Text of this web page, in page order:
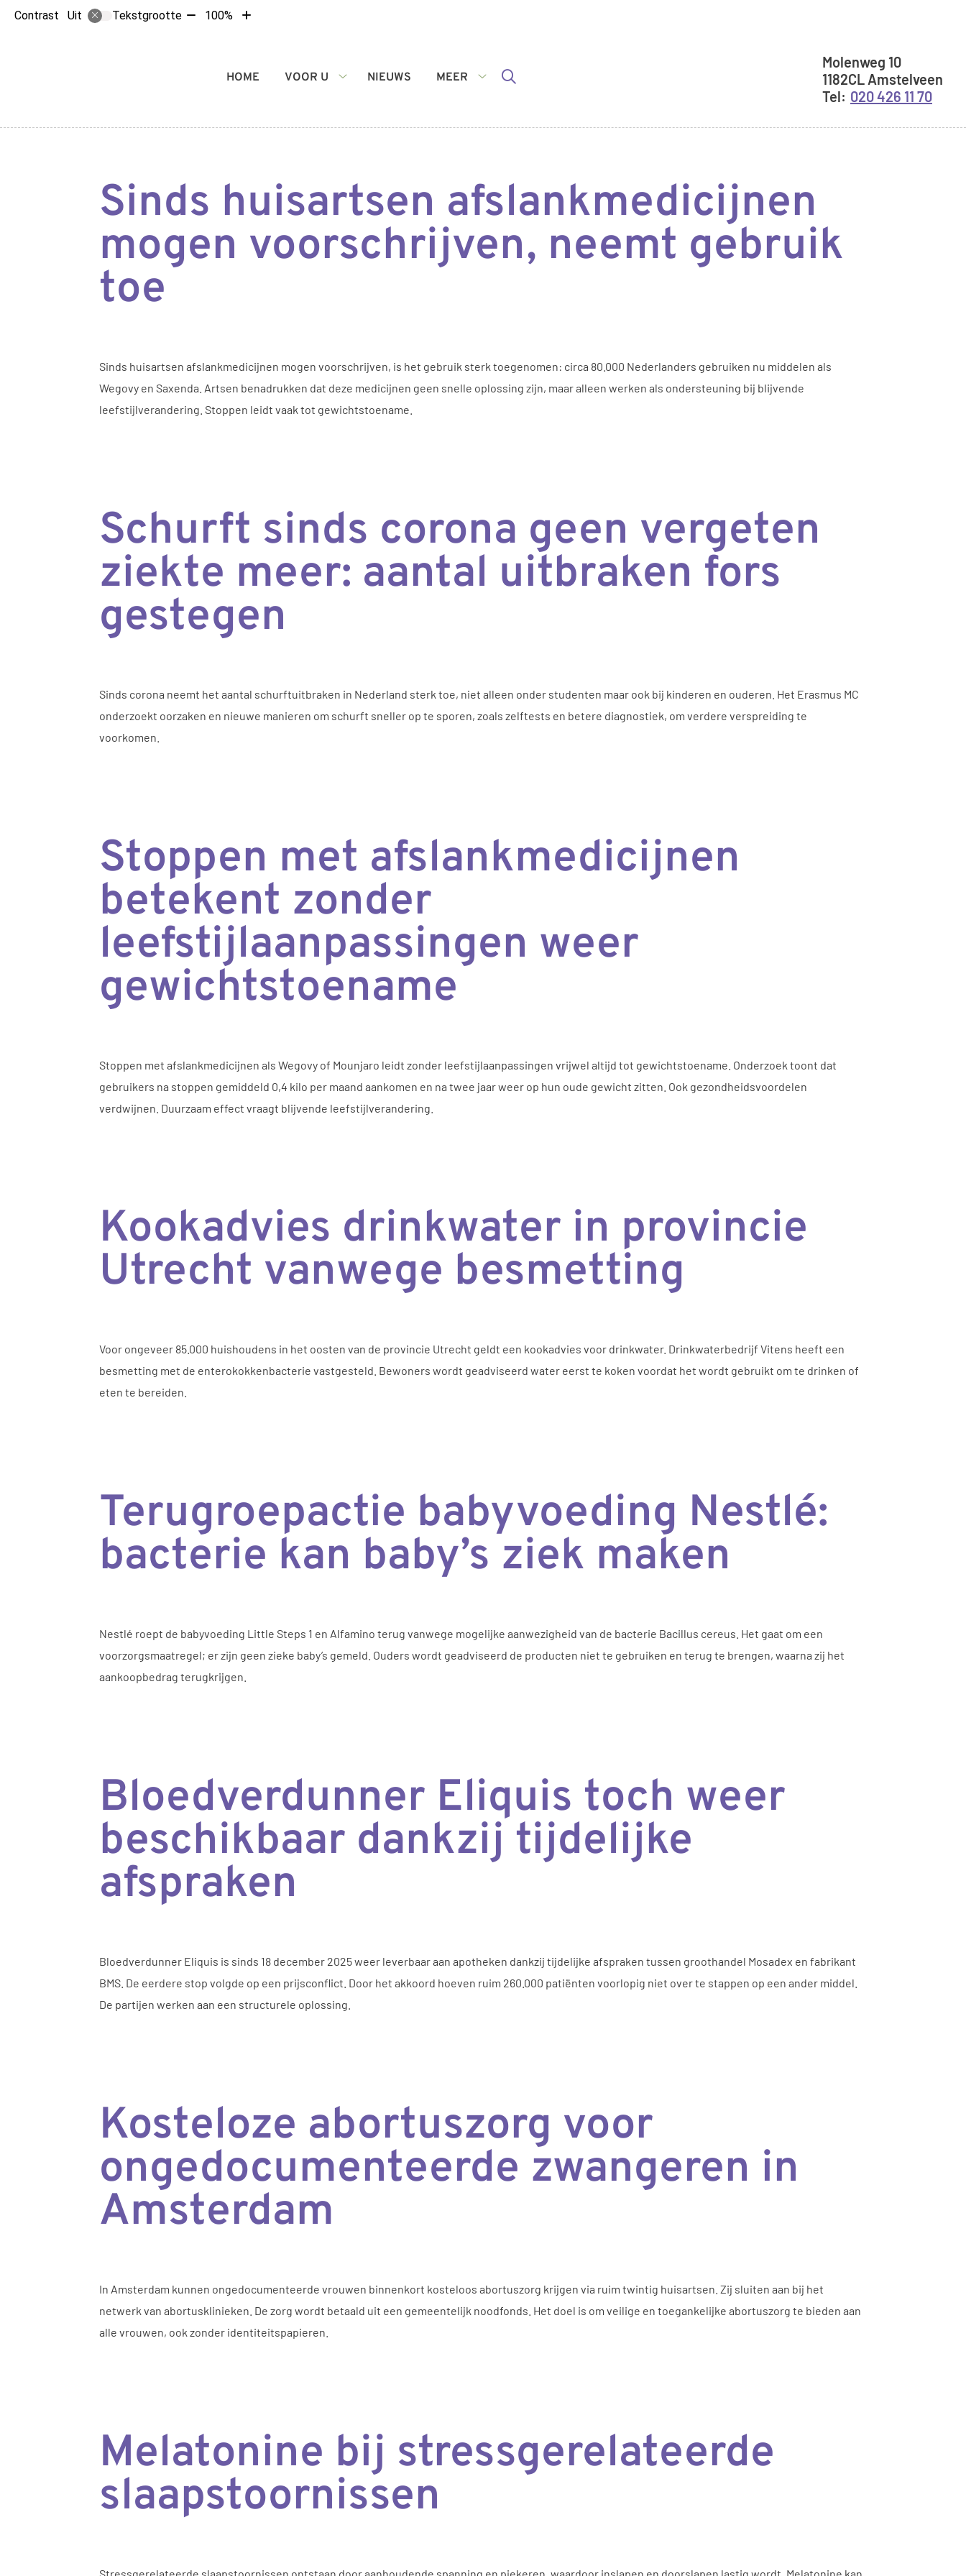
Contrast Uit Tekstgrootte Tekst100%
Tekst
Hoofdmenu
HOME
VOOR U
NIEUWS
MEER
Molenweg 10
1182CL Amstelveen
020 426 11 70
Sinds huisartsen afslankmedicijnen
mogen voorschrijven, neemt gebruik
toe
Sinds huisartsen afslankmedicijnen mogen voorschrijven, is het gebruik sterk toegenomen: circa 80.000 Nederlanders gebruiken nu middelen als
Wegovy en Saxenda. Artsen benadrukken dat deze medicijnen geen snelle oplossing zijn, maar alleen werken als ondersteuning bij blijvende
leefstijlverandering. Stoppen leidt vaak tot gewichtstoename.
Schurft sinds corona geen vergeten
ziekte meer: aantal uitbraken fors
gestegen
Sinds corona neemt het aantal schurftuitbraken in Nederland sterk toe, niet alleen onder studenten maar ook bij kinderen en ouderen. Het Erasmus MC
onderzoekt oorzaken en nieuwe manieren om schurft sneller op te sporen, zoals zelftests en betere diagnostiek, om verdere verspreiding te
voorkomen.
Stoppen met afslankmedicijnen
betekent zonder
leefstijlaanpassingen weer
gewichtstoename
Stoppen met afslankmedicijnen als Wegovy of Mounjaro leidt zonder leefstijlaanpassingen vrijwel altijd tot gewichtstoename. Onderzoek toont dat
gebruikers na stoppen gemiddeld 0,4 kilo per maand aankomen en na twee jaar weer op hun oude gewicht zitten. Ook gezondheidsvoordelen
verdwijnen. Duurzaam effect vraagt blijvende leefstijlverandering.
Kookadvies drinkwater in provincie
Utrecht vanwege besmetting
Voor ongeveer 85.000 huishoudens in het oosten van de provincie Utrecht geldt een kookadvies voor drinkwater. Drinkwaterbedrijf Vitens heeft een
besmetting met de enterokokkenbacterie vastgesteld. Bewoners wordt geadviseerd water eerst te koken voordat het wordt gebruikt om te drinken of
eten te bereiden.
Terugroepactie babyvoeding Nestlé:
bacterie kan baby’s ziek maken
Nestlé roept de babyvoeding Little Steps 1 en Alfamino terug vanwege mogelijke aanwezigheid van de bacterie Bacillus cereus. Het gaat om een
voorzorgsmaatregel; er zijn geen zieke baby’s gemeld. Ouders wordt geadviseerd de producten niet te gebruiken en terug te brengen, waarna zij het
aankoopbedrag terugkrijgen.
Bloedverdunner Eliquis toch weer
beschikbaar dankzij tijdelijke
afspraken
Bloedverdunner Eliquis is sinds 18 december 2025 weer leverbaar aan apotheken dankzij tijdelijke afspraken tussen groothandel Mosadex en fabrikant
BMS. De eerdere stop volgde op een prijsconflict. Door het akkoord hoeven ruim 260.000 patiënten voorlopig niet over te stappen op een ander middel.
De partijen werken aan een structurele oplossing.
Kosteloze abortuszorg voor
ongedocumenteerde zwangeren in
Amsterdam
In Amsterdam kunnen ongedocumenteerde vrouwen binnenkort kosteloos abortuszorg krijgen via ruim twintig huisartsen. Zij sluiten aan bij het
netwerk van abortusklinieken. De zorg wordt betaald uit een gemeentelijk noodfonds. Het doel is om veilige en toegankelijke abortuszorg te bieden aan
alle vrouwen, ook zonder identiteitspapieren.
Melatonine bij stressgerelateerde
slaapstoornissen
Stressgerelateerde slaapstoornissen ontstaan door aanhoudende spanning en piekeren, waardoor inslapen en doorslapen lastig wordt. Melatonine kan